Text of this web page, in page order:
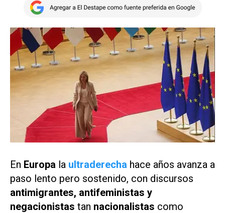
En Europa la ultraderecha hace años avanza a
paso lento pero sostenido, con discursos
antimigrantes, antifeministas y
negacionistas tan nacionalistas como